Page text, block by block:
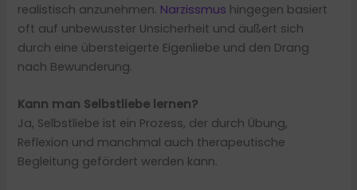
realistisch anzunehmen. Narzissmus hingegen basiert
oft auf unbewusster Unsicherheit und äußert sich
durch eine übersteigerte Eigenliebe und den Drang
nach Bewunderung.
Kann man Selbstliebe lernen?
Ja, Selbstliebe ist ein Prozess, der durch Übung,
Reflexion und manchmal auch therapeutische
Begleitung gefördert werden kann.